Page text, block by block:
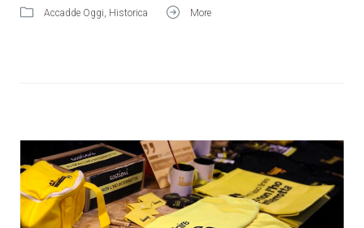
Accadde Oggi, Historica More